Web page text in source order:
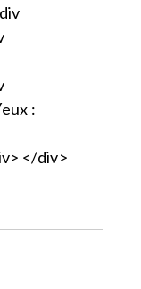
:
</div>